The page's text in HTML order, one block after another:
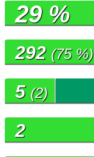
29 %
292 (75 %)
5 (2)
2